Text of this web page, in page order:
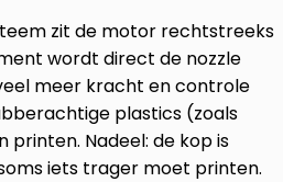
zit de motor rechtstreeks
wordt direct de nozzle
meer kracht en controle
plastics (zoals
printen. Nadeel: de kop is
iets trager moet printen.